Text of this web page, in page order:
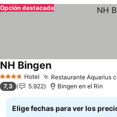
Opción destacada
4 EstrellasHotel Restaurante Aquarius
NH Bingen
7,3 5.922 Bingen en el Rin
Elige fechas para ver los